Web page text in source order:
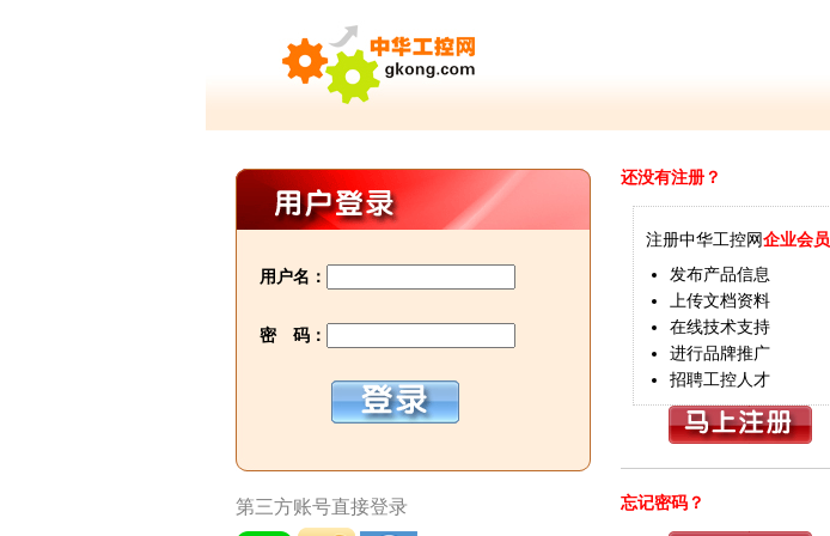
用户名：
密 码：
第三方账号直接登录
还没有注册？
注册中华工控网企业会员
发布产品信息
上传文档资料
在线技术支持
进行品牌推广
招聘工控人才
忘记密码？